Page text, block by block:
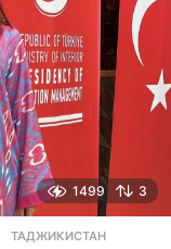
1499 3
,ТАДЖИКИСТАН